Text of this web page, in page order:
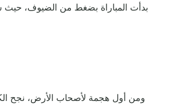
بدأت المباراة بضغط من الضيوف،
ومن أول هجمة لأصحاب الأرض، نجح